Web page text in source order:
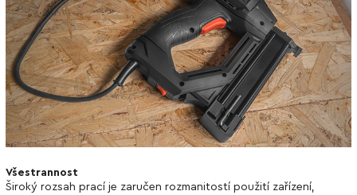
Všestrannost
Široký rozsah prací je zaručen rozmanitostí použití zařízení,